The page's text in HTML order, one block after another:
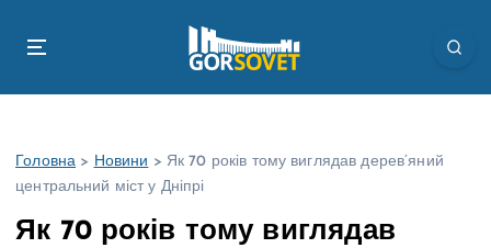
Головна > Новини > Як 70 років тому виглядав дерев’яний
центральний міст у Дніпрі
Як 70 років тому виглядав